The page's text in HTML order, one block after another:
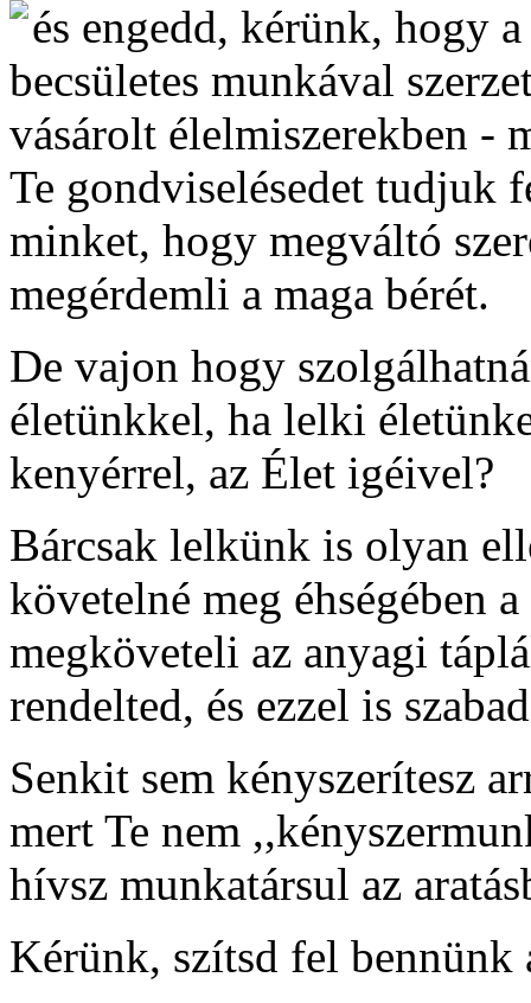
és engedd, kérünk, hogy
becsületes munkával
vásárolt élelmiszerekben -
Te gondviselésedet tudjuk
minket, hogy megváltó
megérdemli a maga bérét.
De vajon hogy
életünkkel, ha lelki
kenyérrel, az Élet igéivel?
Bárcsak lelkünk is olyan
követelné meg éhségében
megköveteli az anyagi
rendelted, és ezzel is
Senkit sem kényszerítesz
mert Te nem
hívsz munkatársul az
Kérünk, szítsd fel bennünk